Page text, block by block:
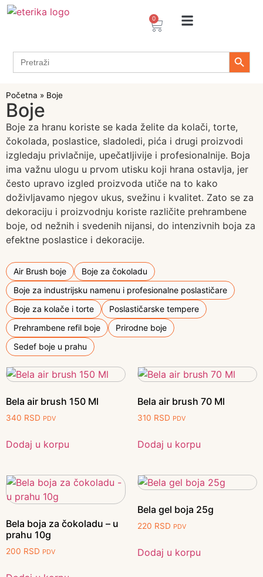
0
Search
for:
Search
Početna » Boje
Boje
Boje za hranu koriste se kada želite da kolači, torte,
čokolada, poslastice, sladoledi, pića i drugi proizvodi
izgledaju privlačnije, upečatljivije i profesionalnije. Boja
ima važnu ulogu u prvom utisku koji hrana ostavlja, jer
često upravo izgled proizvoda utiče na to kako
doživljavamo njegov ukus, svežinu i kvalitet. Zato se za
dekoraciju i proizvodnju koriste različite prehrambene
boje, od nežnih i svedenih nijansi, do intenzivnih boja za
efektne poslastice i dekoracije.
Air Brush boje
Boje za čokoladu
Boje za industrijsku namenu i profesionalne poslastičare
Boje za kolače i torte
Poslastičarske tempere
Prehrambene refil boje
Prirodne boje
Sedef boje u prahu
Bela air brush 150 Ml
340 RSD PDV
Dodaj u korpu
Bela air brush 70 Ml
310 RSD PDV
Dodaj u korpu
Bela boja za čokoladu – u
prahu 10g
200 RSD PDV
Bela gel boja 25g
220 RSD PDV
Dodaj u korpu